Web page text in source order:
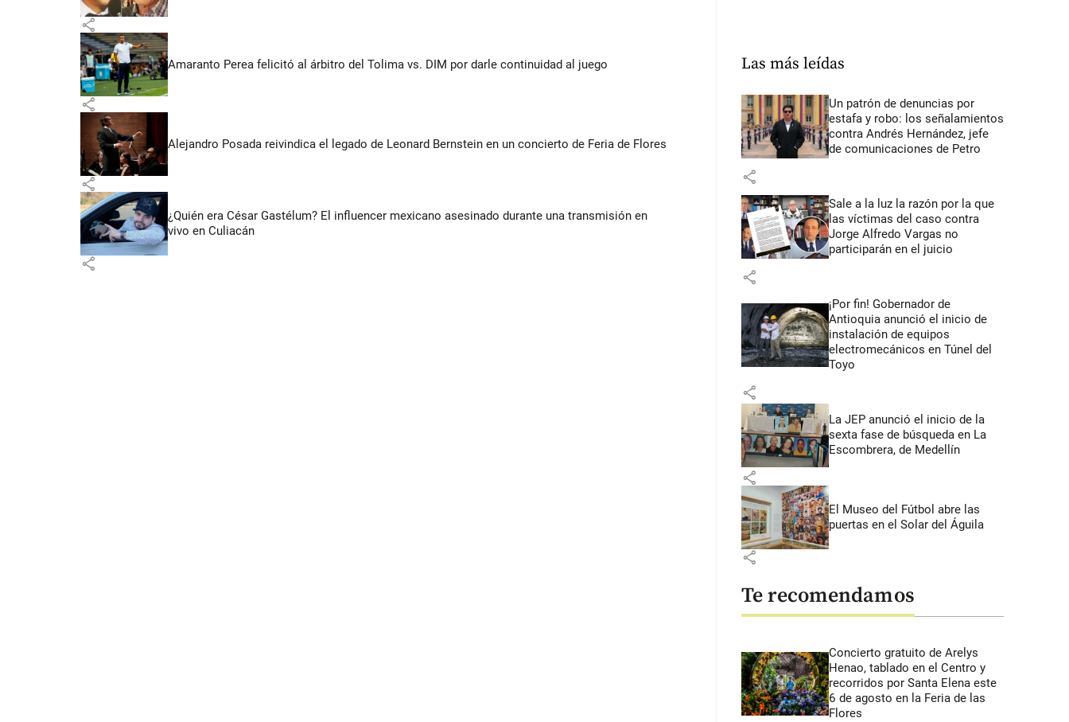
share
Amaranto Perea felicitó al árbitro del Tolima vs. DIM por darle continuidad al juego
share
Alejandro Posada reivindica el legado de Leonard Bernstein en un concierto de Feria de Flores
share
¿Quién era César Gastélum? El influencer mexicano asesinado durante una transmisión en
vivo en Culiacán
share
Las más leídas
Un patrón de denuncias por
estafa y robo: los señalamientos
contra Andrés Hernández, jefe
de comunicaciones de Petro
share
Sale a la luz la razón por la que
las víctimas del caso contra
Jorge Alfredo Vargas no
participarán en el juicio
share
¡Por fin! Gobernador de
Antioquia anunció el inicio de
instalación de equipos
electromecánicos en Túnel del
Toyo
share
La JEP anunció el inicio de la
sexta fase de búsqueda en La
Escombrera, de Medellín
share
El Museo del Fútbol abre las
puertas en el Solar del Águila
share
Te recomendamos
Concierto gratuito de Arelys
Henao, tablado en el Centro y
recorridos por Santa Elena este
6 de agosto en la Feria de las
Flores